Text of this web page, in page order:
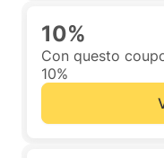
10%
Con questo
10%